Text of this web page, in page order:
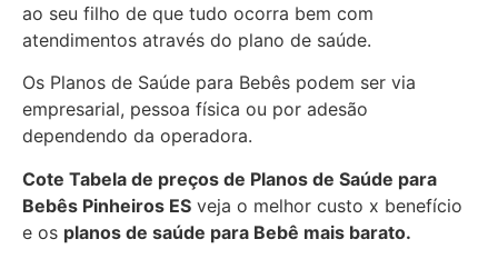
ao seu filho de que tudo ocorra bem com
atendimentos através do plano de saúde.
Os Planos de Saúde para Bebês podem ser via
empresarial, pessoa física ou por adesão
dependendo da operadora.
Cote Tabela de preços de Planos de Saúde para
Bebês Pinheiros ES veja o melhor custo x benefício
e os planos de saúde para Bebê mais barato.